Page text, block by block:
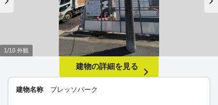
建物名称 プレッソパーク
1/10 外観
建物の詳細を見る